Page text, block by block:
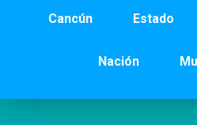
Cancún Estado
Nación